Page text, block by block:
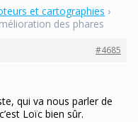
et cartographies ›
des phares
#4685
qui va nous parler de
Loïc bien sûr.